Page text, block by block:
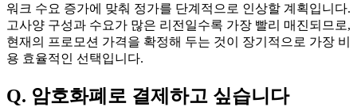
워크 수요 증가에 맞춰 정가를 단계적으로 인상할 계획입니다.
고사양 구성과 수요가 많은 리전일수록 가장 빨리 매진되므로,
현재의 프로모션 가격을 확정해 두는 것이 장기적으로 가장 비
용 효율적인 선택입니다.
Q. 암호화폐로 결제하고 싶습니다